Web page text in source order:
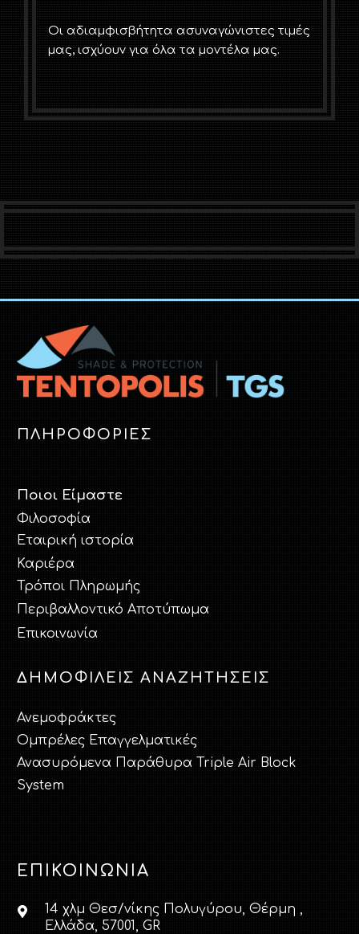
Οι αδιαμφισβήτητα ασυναγώνιστες τιμές
μας, ισχύουν για όλα τα μοντέλα μας.
ΠΛΗΡΟΦΟΡΙΕΣ
Ποιοι Είμαστε
Φιλοσοφία
Εταιρική ιστορία
Καριέρα
Τρόποι Πληρωμής
Περιβαλλοντικό Aποτύπωμα
Επικοινωνία
ΔΗΜΟΦΙΛΕΙΣ ΑΝΑΖΗΤΗΣΕΙΣ
Ανεμοφράκτες
Ομπρέλες Επαγγελματικές
Ανασυρόμενα Παράθυρα Triple Air Block
System
ΕΠΙΚΟΙΝΩΝΊΑ
14 χλμ Θεσ/νίκης Πολυγύρου, Θέρμη ,
Ελλάδα, 57001, GR